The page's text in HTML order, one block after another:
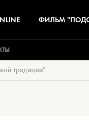
ФИЛЬМ
традиции"